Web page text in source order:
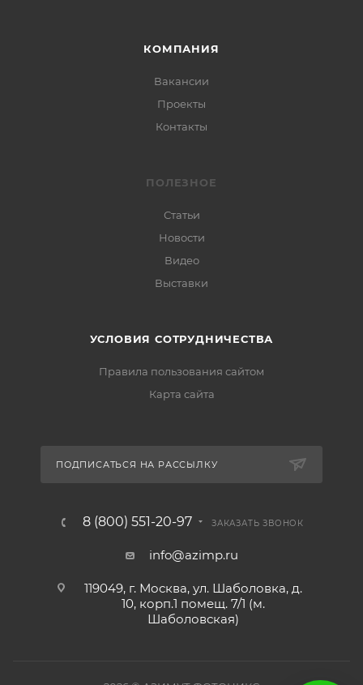
КОМПАНИЯ
Вакансии
Проекты
Контакты
ПОЛЕЗНОЕ
Статьи
Новости
Видео
Выставки
УСЛОВИЯ СОТРУДНИЧЕСТВА
Правила пользования сайтом
Карта сайта
ПОДПИСАТЬСЯ НА РАССЫЛКУ
8 (800) 551-20-97 ЗАКАЗАТЬ ЗВОНОК
info@azimp.ru
119049, г. Москва, ул. Шаболовка, д.
10, корп.1 помещ. 7/1 (м.
Шаболовская)